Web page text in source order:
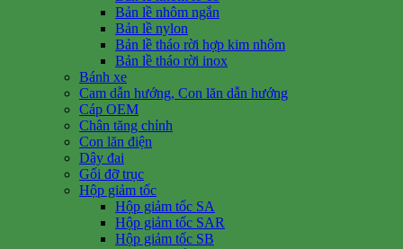
Bản lề nhôm ngắn
Bản lề nylon
Bản lề tháo rời hợp kim nhôm
Bản lề tháo rời inox
Bánh xe
Cam dẫn hướng, Con lăn dẫn hướng
Cáp OEM
Chân tăng chỉnh
Con lăn điện
Dây đai
Gối đỡ trục
Hộp giảm tốc
Hộp giảm tốc SA
Hộp giảm tốc SAR
Hộp giảm tốc SB